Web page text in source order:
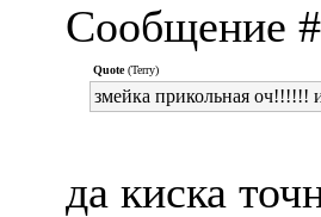
Сообщение
Quote(Terry)
змейка прикольная оч!!!!!!
да киска